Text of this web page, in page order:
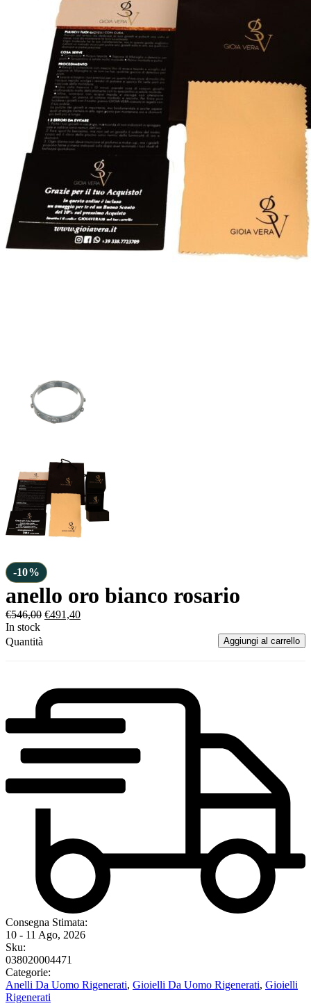
-10%
anello oro bianco rosario
€546,00 €491,40
In stock
Quantità
Aggiungi al carrello
Consegna Stimata:
10 - 11 Ago, 2026
Sku:
038020004471
Categorie:
Anelli Da Uomo Rigenerati, Gioielli Da Uomo Rigenerati, Gioielli
Rigenerati